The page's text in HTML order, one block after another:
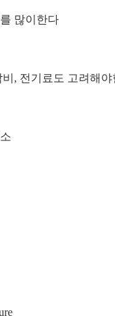
많이한다
, 전기료도 고려해야